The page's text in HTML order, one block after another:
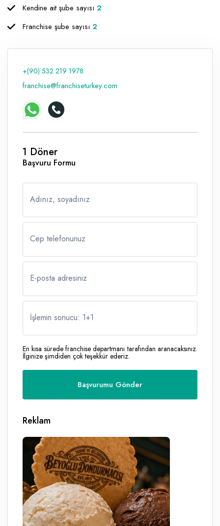
Kendine ait şube sayısı 2
Franchise şube sayısı 2
+(90) 532 219 1978
franchise@franchiseturkey.com
1 Döner
Başvuru Formu
Adınız, soyadınız
Cep telefonunuz
E-posta adresiniz
İşlemin sonucu: 1+1
En kısa sürede franchise departmanı tarafından aranacaksınız.
İlginize şimdiden çok teşekkür ederiz.
Reklam